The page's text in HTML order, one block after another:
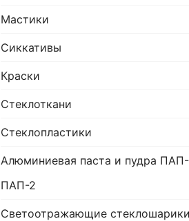
Мастики
Сиккативы
Краски
Стеклоткани
Стеклопластики
Алюминиевая паста и пудра ПАП-
ПАП-2
Светоотражающие стеклошарики